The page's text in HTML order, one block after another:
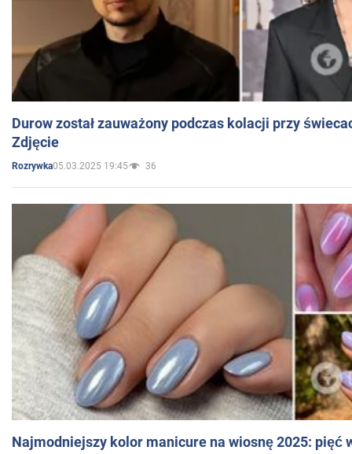
Durow został zauważony podczas kolacji przy
Zdjęcie
Rozrywka05.03.2025 19:45 36
Najmodniejszy kolor manicure na wiosnę 2025: pięć